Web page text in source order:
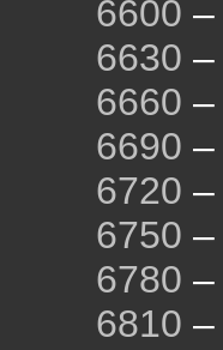
6600 –
6630 –
6660 –
6690 –
6720 –
6750 –
6780 –
6810 –